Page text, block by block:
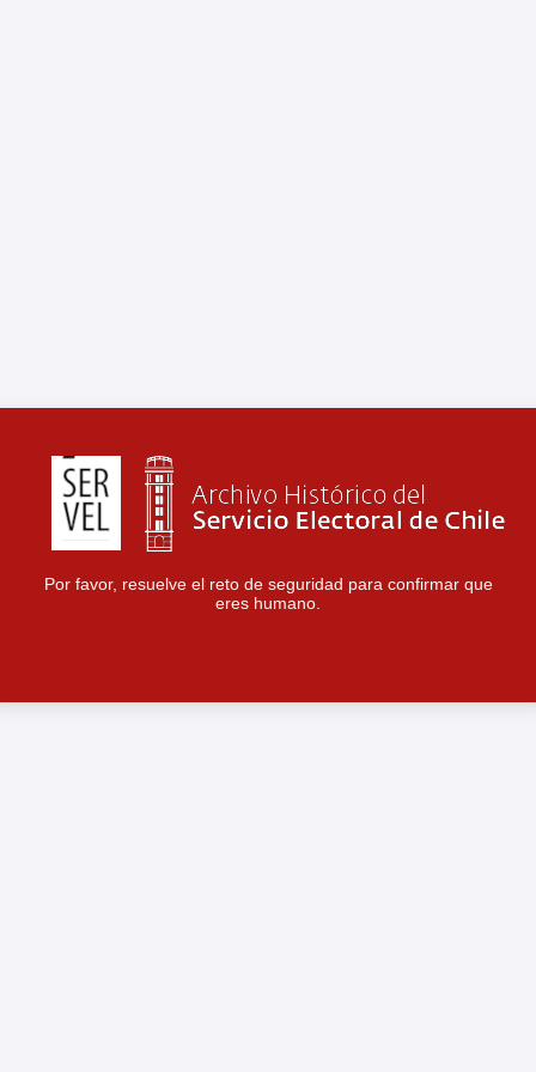
Por favor, resuelve el reto de seguridad para confirmar que
eres humano.